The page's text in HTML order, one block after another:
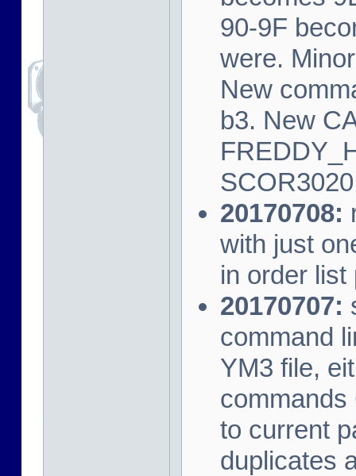
90-9F
were.
New
b3. New
20170708:
with just
in order list
20170707:
command
YM3 file,
commands
to current
duplicates